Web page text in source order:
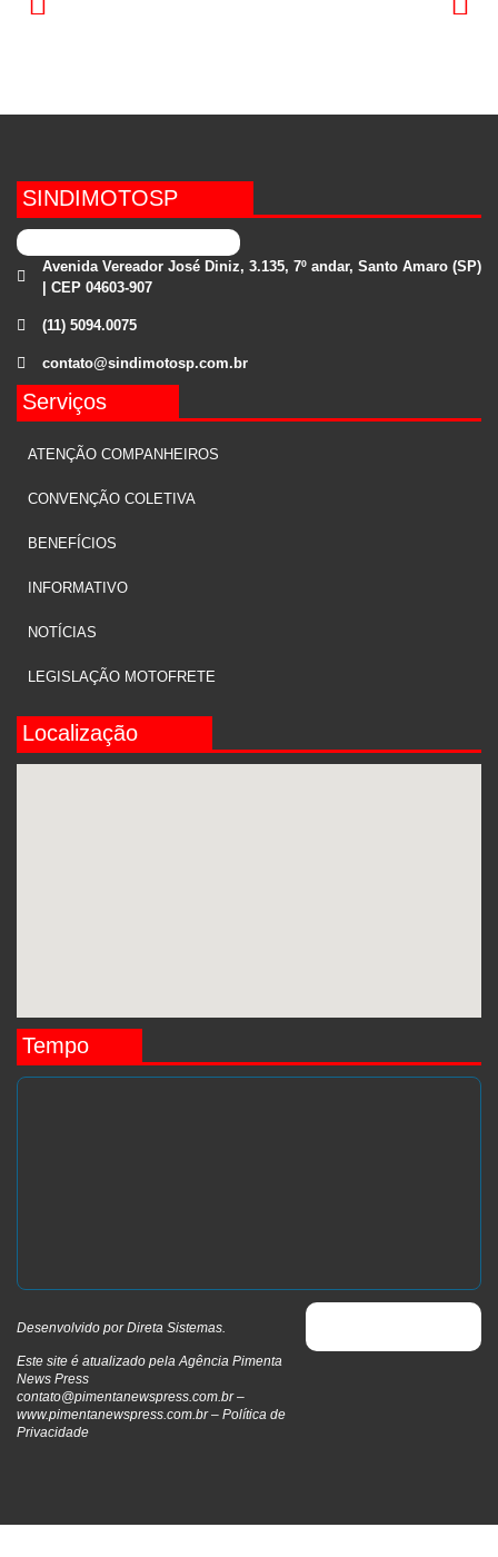
SINDIMOTOSP
Avenida Vereador José Diniz, 3.135, 7º andar, Santo Amaro (SP)
| CEP 04603-907
(11) 5094.0075
contato@sindimotosp.com.br
Serviços
ATENÇÃO COMPANHEIROS
CONVENÇÃO COLETIVA
BENEFÍCIOS
INFORMATIVO
NOTÍCIAS
LEGISLAÇÃO MOTOFRETE
Localização
Tempo
Desenvolvido porDireta Sistemas.
Este site é atualizado pela Agência Pimenta
News Press
contato@pimentanewspress.com.br–
www.pimentanewspress.com.br – Política de
Privacidade